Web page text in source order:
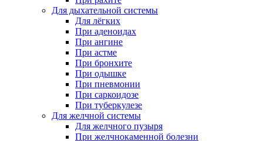
Для дыхательной системы
Для лёгких
При аденоидах
При ангине
При астме
При бронхите
При одышке
При пневмонии
При саркоидозе
При туберкулезе
Для желчной системы
Для желчного пузыря
При желчнокаменной болезни